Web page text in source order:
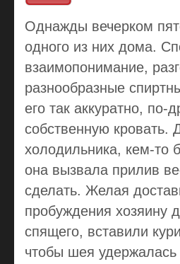
Однажды вечерком
одного из них дома.
взаимопонимание,
разнообразные
его так аккуратно,
собственную кровать.
холодильника, кем-то
она вызвала прилив
сделать. Желая
пробуждения хозяину
спящего, вставили
чтобы шея удержалась